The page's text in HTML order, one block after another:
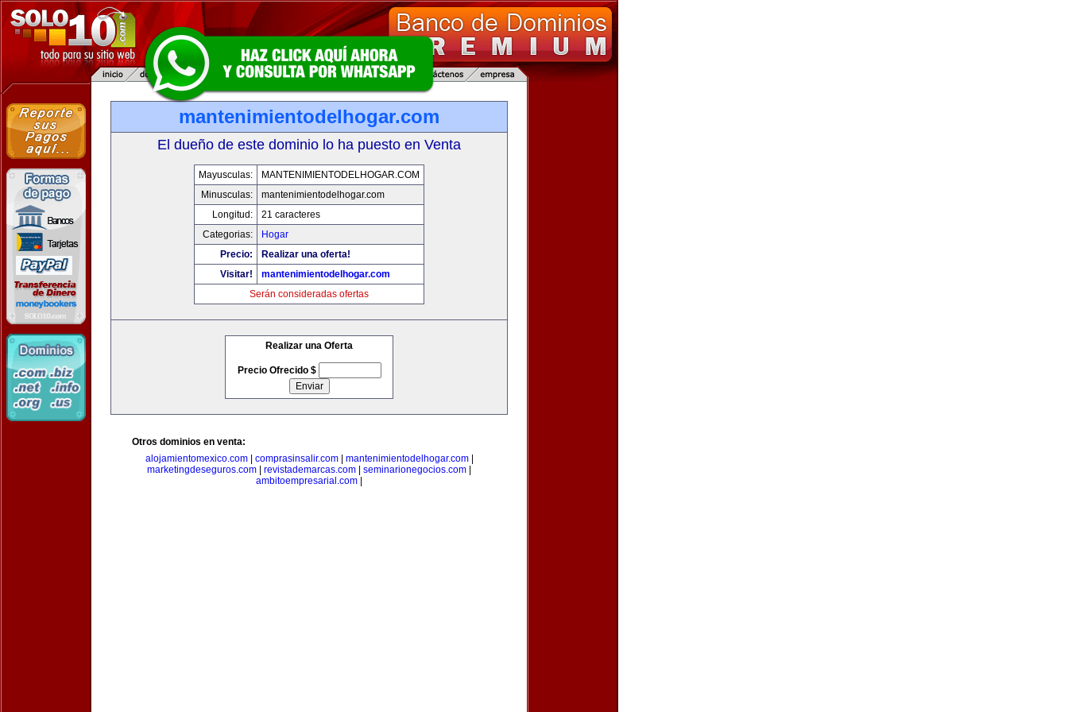
mantenimientodelhogar.com
El dueño de este dominio lo ha puesto en Venta
Mayusculas:
MANTENIMIENTODELHOGAR.COM
Minusculas:
mantenimientodelhogar.com
Longitud:
21 caracteres
Categorias:
Hogar
Precio:
Realizar una oferta!
Visitar!
mantenimientodelhogar.com
Serán consideradas ofertas
Realizar una Oferta
Precio Ofrecido $
Otros dominios en venta:
alojamientomexico.com| comprasinsalir.com| mantenimientodelhogar.com|
marketingdeseguros.com
revistademarcas.com seminarionegocios.com
ambitoempresarial.com